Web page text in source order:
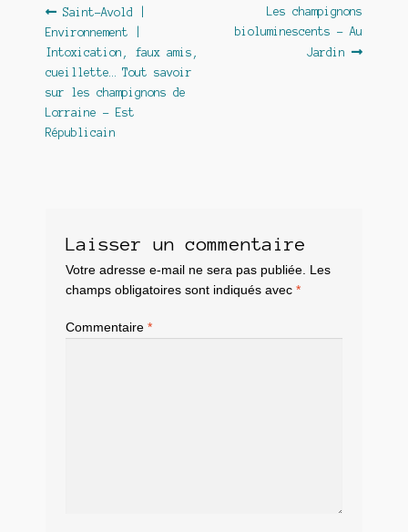
Navigation
de
l’article
Article
précédent :
Saint-Avold |
Environnement |
Intoxication, faux amis,
cueillette… Tout savoir
sur les champignons de
Lorraine – Est
Républicain
Article
suivant :
Les champignons
bioluminescents – Au
Jardin
Laisser un commentaire
Votre adresse e-mail ne sera pas publiée.
Les
champs obligatoires sont indiqués avec *
Commentaire *